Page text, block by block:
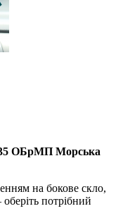
35 ОБрМП Морська
на бокове скло,
потрібний